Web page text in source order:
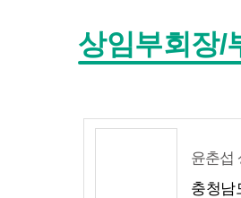
상임부회장/
윤춘섭
충청남